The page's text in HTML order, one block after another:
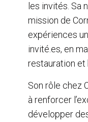
les invités. Sa
mission de
expériences
invité.es, en
restauration et
Son rôle chez
à renforcer
développer